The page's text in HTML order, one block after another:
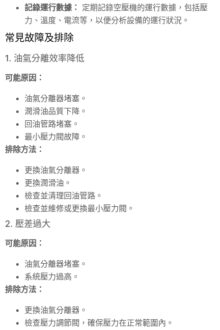
記錄運行數據： 定期記錄空壓機的運行數據，包括壓
力、溫度、電流等，以便分析設備的運行狀況。
常見故障及排除
1. 油氣分離效率降低
可能原因：
油氣分離器堵塞。
潤滑油品質下降。
回油管路堵塞。
最小壓力閥故障。
排除方法：
更換油氣分離器。
更換潤滑油。
檢查並清理回油管路。
檢查並維修或更換最小壓力閥。
2. 壓差過大
可能原因：
油氣分離器堵塞。
系統壓力過高。
排除方法：
更換油氣分離器。
檢查壓力調節閥，確保壓力在正常範圍內。